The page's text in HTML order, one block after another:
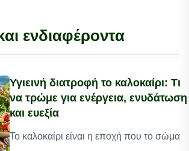
ενδιαφέροντα
Υγιεινή διατροφή το καλοκαίρι: Τι
να τρώμε για ενέργεια, ενυδάτωση
και ευεξία
Το καλοκαίρι είναι η εποχή που το σώμα